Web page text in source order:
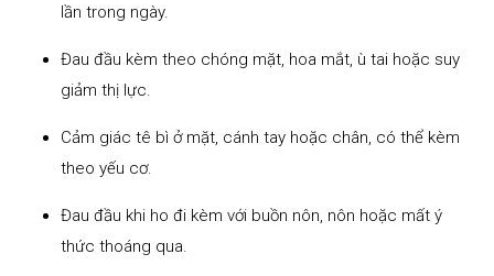
lần trong ngày.
Đau đầu kèm theo chóng mặt, hoa mắt, ù tai hoặc suy
giảm thị lực.
Cảm giác tê bì ở mặt, cánh tay hoặc chân, có thể kèm
theo yếu cơ.
Đau đầu khi ho đi kèm với buồn nôn, nôn hoặc mất ý
thức thoáng qua.